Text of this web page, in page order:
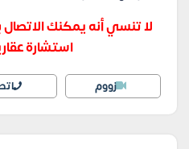
لا تنسي أنه يمكنك
استشارة
زووم